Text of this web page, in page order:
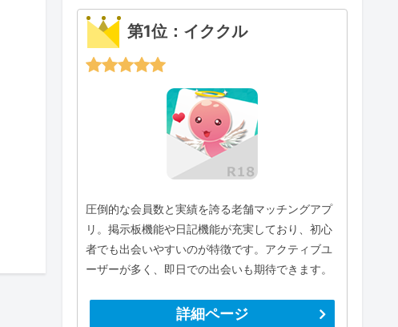
第1位：イククル
圧倒的な会員数と実績を誇る老舗マッチングアプ
リ。掲示板機能や日記機能が充実しており、初心
者でも出会いやすいのが特徴です。アクティブユ
ーザーが多く、即日での出会いも期待できます。
詳細ページ